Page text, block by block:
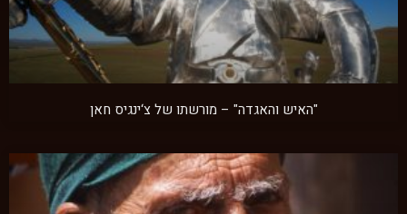
"האיש והאגדה" – מורשתו של צ‘ינגיס חאן